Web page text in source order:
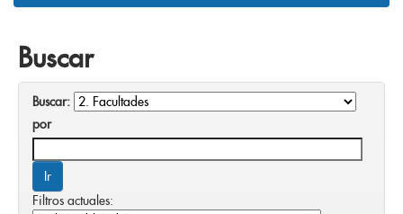
Buscar
Buscar:
por
Filtros actuales: